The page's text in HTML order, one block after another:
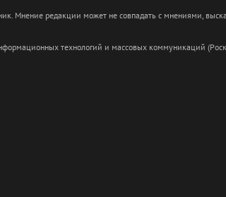
Мнение редакции может не совпадать с мнениями,
технологий и массовых коммуникаций